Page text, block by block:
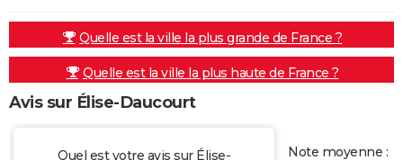
Quelle est la ville la plus grande de France ?
Quelle est la ville la plus haute de France ?
Avis sur Élise-Daucourt
Quel est votre avis sur Élise- Note moyenne :